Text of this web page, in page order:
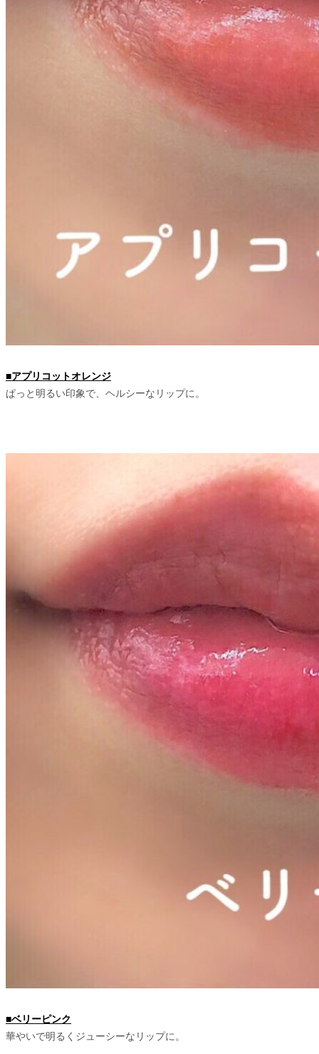
■アプリコットオレンジ
ぱっと明るい印象で、ヘルシーなリップに。
■ベリーピンク
華やいで明るくジューシーなリップに。